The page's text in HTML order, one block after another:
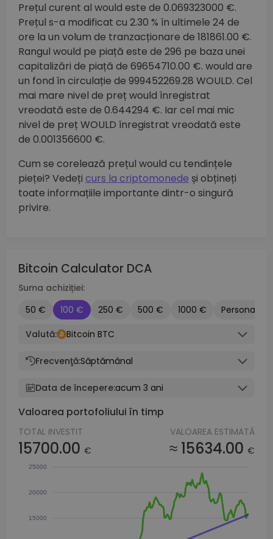
Prețul curent al would este de 0.069323000 €.
Prețul s-a modificat cu 2.30 % în ultimele 24 de
ore la un volum de tranzacționare de 181861.00 €.
Rangul would pe piață este de 296 pe baza unei
capitalizări de piață de 69654710.00 €. would are
un fond în circulație de 999452269.28 WOULD. Cel
mai mare nivel de preț would înregistrat
vreodată este de 0.644294 €. Iar cel mai mic
nivel de preț WOULD înregistrat vreodată este
de 0.001356600 €.
Cum se corelează prețul would cu tendințele
pieței? Vedeți curs la criptomonede și obțineți
toate informațiile importante dintr-o singură
privire.
Bitcoin Calculator DCA
Suma achiziției:
50 €
100 € 250 € 500 € 1000 €
Personalizat
Valută:
Bitcoin BTC
Frecvenţă:Săptămânal
Data de începere:acum 3 ani
Valoarea portofoliului în timp
TOTAL INVESTIT
15700.00 €
VALOAREA ESTIMATĂ
≈ 15634.00 €
25000
20000
15000